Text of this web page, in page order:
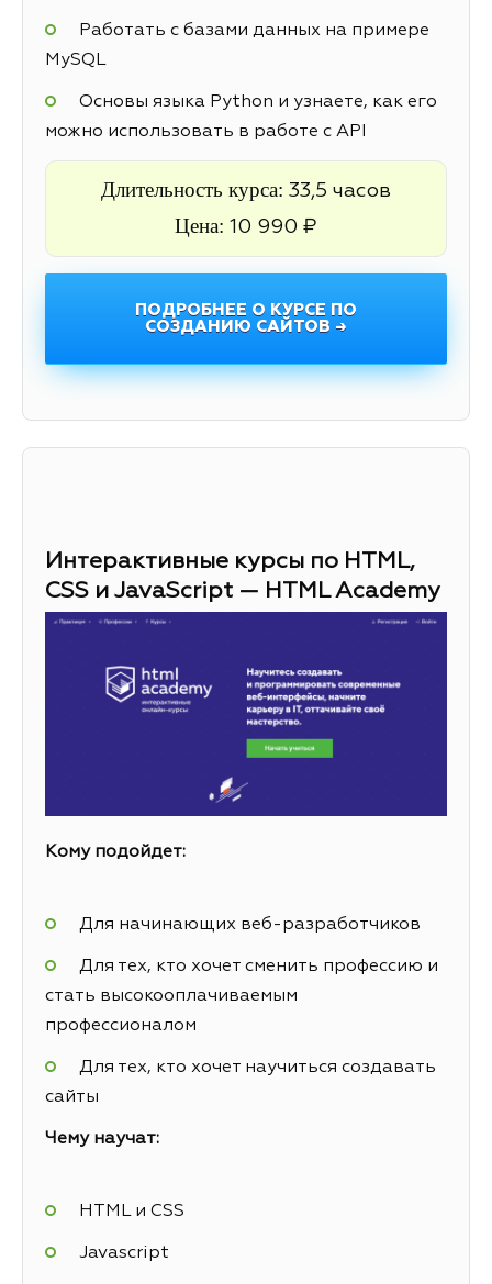
Работать с базами данных на примере
MySQL
Основы языка Python и узнаете, как его
можно использовать в работе с API
Длительность курса: 33,5 часов
Цена: 10 990 ₽
ПОДРОБНЕЕ О КУРСЕ ПО
СОЗДАНИЮ САЙТОВ →
Интерактивные курсы по HTML,
CSS и JavaScript — HTML Academy
Кому подойдет:
Для начинающих веб-разработчиков
Для тех, кто хочет сменить профессию и
стать высокооплачиваемым
профессионалом
Для тех, кто хочет научиться создавать
сайты
Чему научат:
HTML и CSS
Javascript